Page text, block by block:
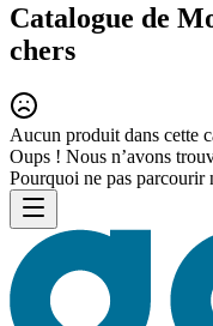
Catalogue de
chers
Aucun produit dans cette
Oups ! Nous n’avons
Pourquoi ne pas parcourir